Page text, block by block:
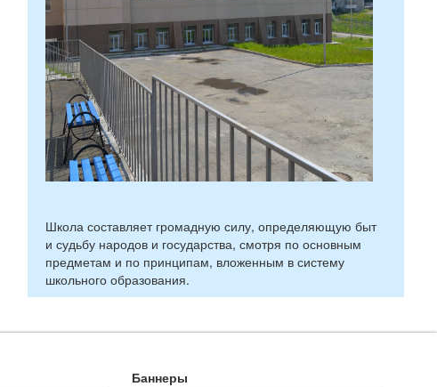
Школа составляет громадную силу, определяющую быт
и судьбу народов и государства, смотря по основным
предметам и по принципам, вложенным в систему
школьного образования.
Баннеры